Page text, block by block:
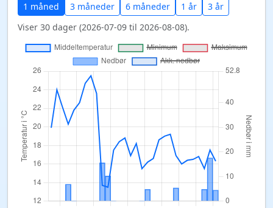
1 måned 3 måneder 6 måneder 1 år
3 år
Viser 30 dager (2026-07-09 til 2026-08-08).